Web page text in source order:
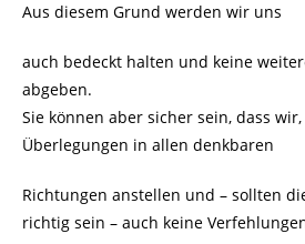
Aus diesem Grund werden wir uns
auch bedeckt halten und keine
abgeben.
Sie können aber sicher sein, dass
Überlegungen in allen denkbaren
Richtungen anstellen und – sollten
richtig sein – auch keine